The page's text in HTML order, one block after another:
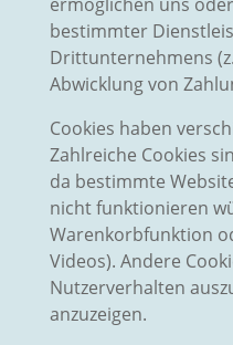
bestimmter
Drittunternehmens
Abwicklung von
Cookies haben
Zahlreiche Cookies
da bestimmte
nicht funktionieren
Warenkorbfunktion
Videos). Andere
Nutzerverhalten
anzuzeigen.